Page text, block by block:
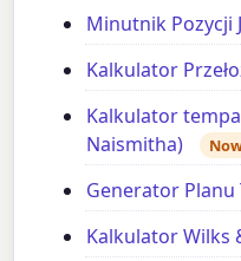
Minutnik Pozycji
Kalkulator
Kalkulator
Naismitha)
Generator
Kalkulator Wilks